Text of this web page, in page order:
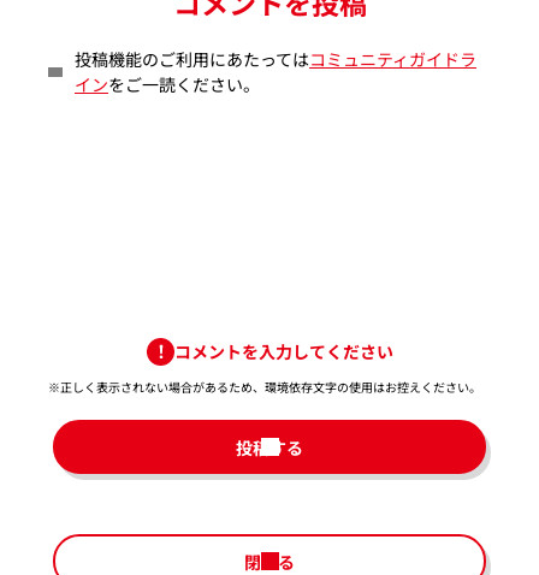
投稿機能のご利用にあたってはコミュニティガイドラ
インをご一読ください。
コメントを入力してください
※正しく表示されない場合があるため、環境依存文字の使用はお控えください。​
投稿する
閉じる